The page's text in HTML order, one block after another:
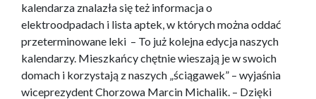
kalendarza znalazła się też informacja o
elektroodpadach i lista aptek, w których można oddać
przeterminowane leki – To już kolejna edycja naszych
kalendarzy. Mieszkańcy chętnie wieszają je w swoich
domach i korzystają z naszych „ściągawek” – wyjaśnia
wiceprezydent Chorzowa Marcin Michalik. – Dzięki